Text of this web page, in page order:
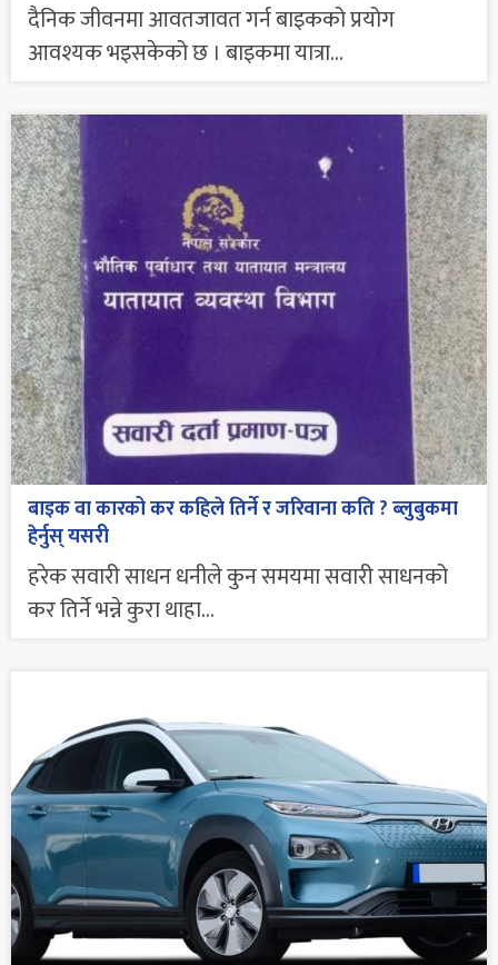
दैनिक जीवनमा आवतजावत गर्न बाइकको प्रयोग
आवश्यक भइसकेको छ । बाइकमा यात्रा...
बाइक वा कारको कर कहिले तिर्ने र जरिवाना कति ? ब्लुबुकमा
हेर्नुस् यसरी
हरेक सवारी साधन धनीले कुन समयमा सवारी साधनको
कर तिर्ने भन्ने कुरा थाहा...